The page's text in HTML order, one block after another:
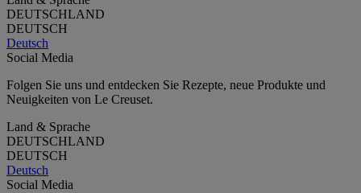
DEUTSCHLAND
DEUTSCH
Deutsch
Social Media
Folgen Sie uns und entdecken Sie Rezepte, neue Produkte und
Neuigkeiten von Le Creuset.
Land & Sprache
DEUTSCHLAND
DEUTSCH
Deutsch
Social Media